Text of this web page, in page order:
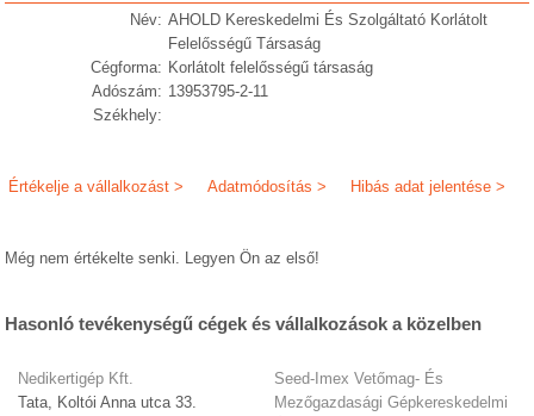
Név: AHOLD Kereskedelmi És Szolgáltató Korlátolt
Felelősségű Társaság
Cégforma: Korlátolt felelősségű társaság
Adószám: 13953795-2-11
Székhely:
Hibás adat jelentése >
Adatmódosítás >
Értékelje a vállalkozást >
Még nem értékelte senki. Legyen Ön az első!
Hasonló tevékenységű cégek és vállalkozások a közelben
Nedikertigép Kft.
Tata, Koltói Anna utca 33.
Seed-Imex Vetőmag- És
Mezőgazdasági Gépkereskedelmi